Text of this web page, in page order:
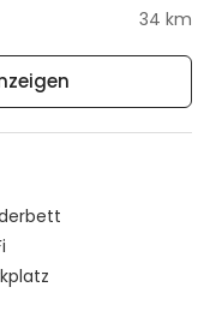
34 km